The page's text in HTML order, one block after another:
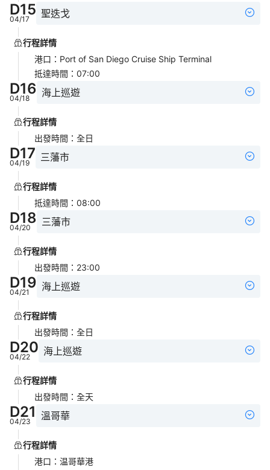
D15
04/17 聖迭戈
行程詳情
港口 ： Port of San Diego Cruise Ship Terminal
抵達時間 ： 07:00
D16
04/18 海上巡遊
行程詳情
出發時間 ： 全日
D17
04/19 三藩市
行程詳情
抵達時間 ： 08:00
D18
04/20 三藩市
行程詳情
出發時間 ： 23:00
D19
04/21 海上巡遊
行程詳情
出發時間 ： 全日
D20
04/22 海上巡遊
行程詳情
出發時間 ： 全天
D21
04/23 溫哥華
行程詳情
港口 ： 温哥華港